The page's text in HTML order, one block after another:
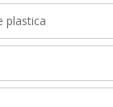
plastica